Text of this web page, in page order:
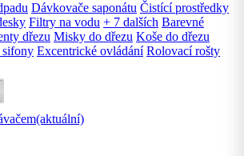
Dávkovače saponátu Čistící prostředky
Filtry na vodu + 7 dalších Barevné
dřezu Misky do dřezu Koše do dřezu
sifony Excentrické ovládání Rolovací rošty
(aktuální)